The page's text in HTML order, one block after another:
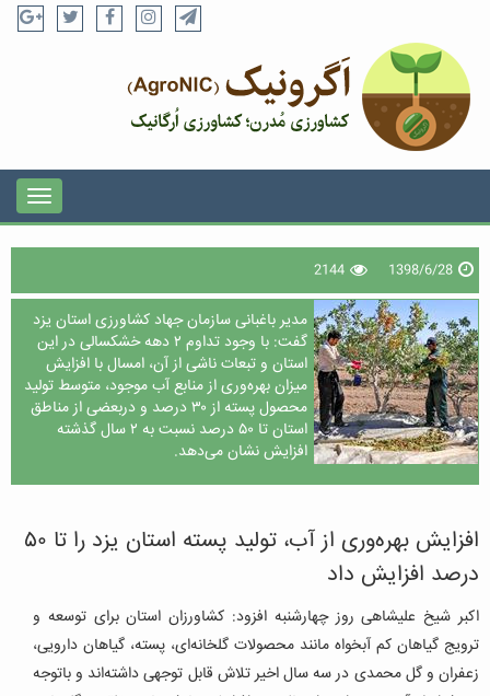
1398/6/28
2144
مدیر باغبانی سازمان جهاد کشاورزی استان یزد
گفت: با وجود تداوم ۲ دهه خشکسالی در این
استان و تبعات ناشی از آن، امسال با افزایش
میزان بهره‌وری از منابع آب موجود، متوسط تولید
محصول پسته از ۳۰ درصد و دربعضی از مناطق
استان تا ۵۰ درصد نسبت به ۲ سال گذشته
افزایش نشان می‌دهد.
افزایش بهره‌وری از آب، تولید پسته استان یزد را تا ۵۰
درصد افزایش داد
اکبر شیخ علیشاهی روز چهارشنبه افزود: کشاورزان استان برای توسعه و
ترویج گیاهان کم آبخواه مانند محصولات گلخانه‌ای، پسته، گیاهان دارویی،
زعفران و گل محمدی در سه سال اخیر تلاش قابل توجهی داشته‌اند و باتوجه